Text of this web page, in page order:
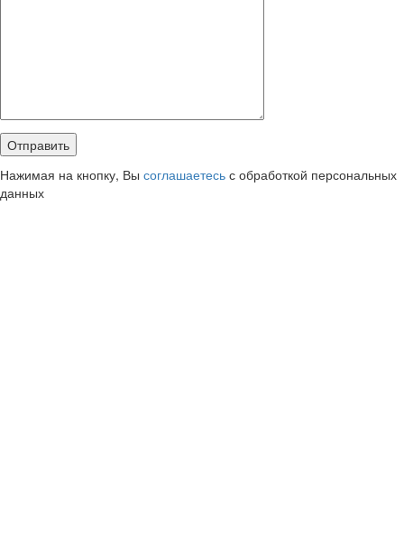
Нажимая на кнопку, Вы соглашаетесь с обработкой персональных
данных